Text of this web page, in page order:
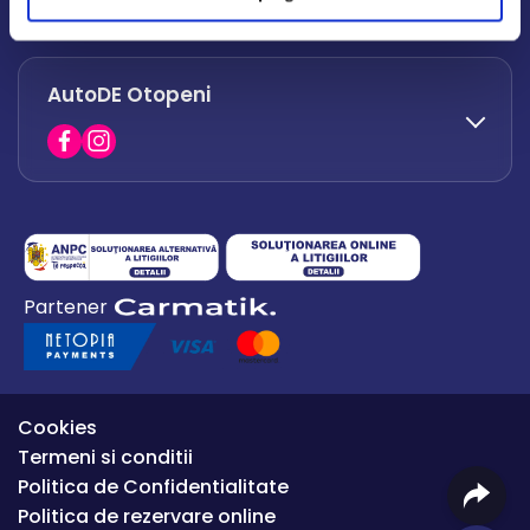
office.afumati@autode.ro
0730 063 852
0730 063 851
AutoDE Otopeni
0754 649 360
office.premium@autode.ro
Partener
Cookies
Termeni si conditii
Politica de Confidentialitate
Politica de rezervare online